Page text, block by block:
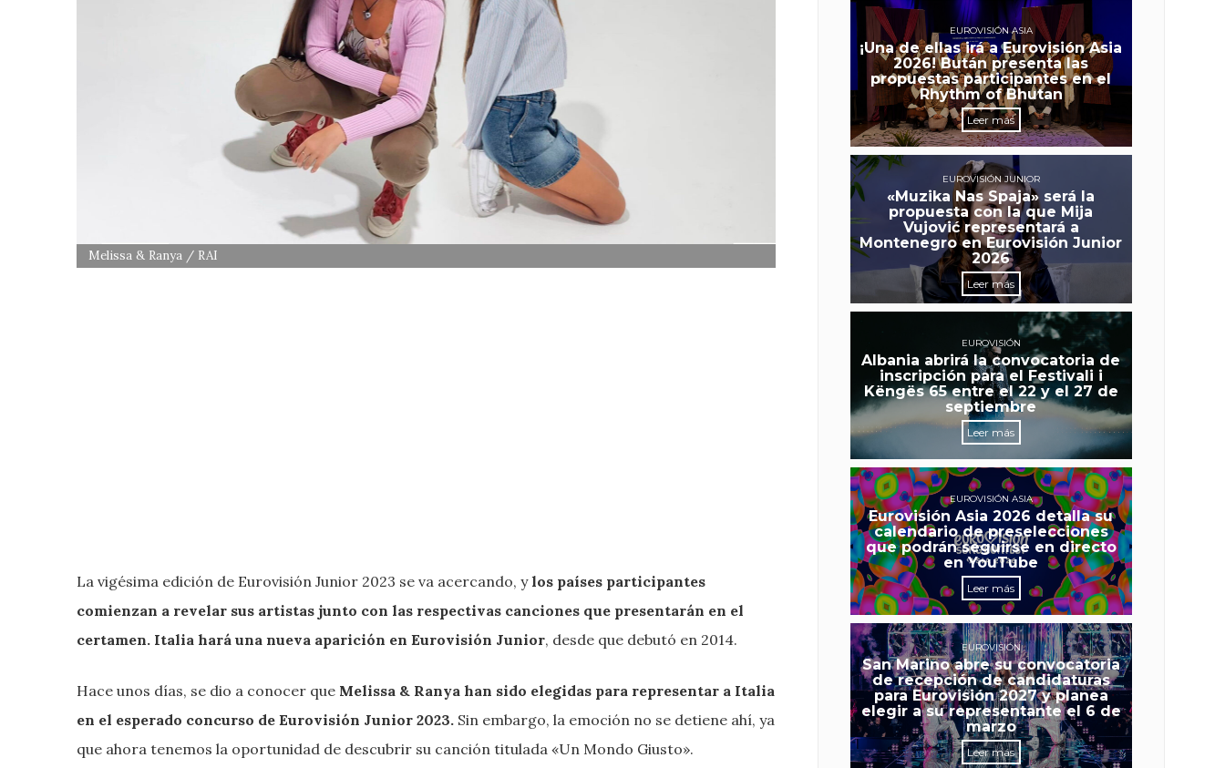
Melissa & Ranya / RAI
La vigésima edición de Eurovisión Junior 2023 se va acercando, ylos países participantes
comienzan a revelar sus artistas junto con las respectivas canciones que presentarán en el
certamen. Italia hará una nueva aparición en Eurovisión Junior, desde que debutó en 2014.
Hace unos días, se dio a conocer que Melissa & Ranya han sido elegidas para representar a Italia
en el esperado concurso de Eurovisión Junior 2023. Sin embargo, la emoción no se detiene ahí, ya
que ahora tenemos la oportunidad de descubrir su canción titulada «Un Mondo Giusto».
EUROVISIÓN ASIA
¡Una de ellas irá a Eurovisión Asia
2026! Bután presenta las
propuestas participantes en el
Rhythm of Bhutan
Leer más
EUROVISIÓN JUNIOR
«Muzika Nas Spaja» será la
propuesta con la que Mija
Vujović representará a
Montenegro en Eurovisión Junior
2026
Leer más
EUROVISIÓN
Albania abrirá la convocatoria de
inscripción para el Festivali i
Këngës 65 entre el 22 y el 27 de
septiembre
Leer más
EUROVISIÓN ASIA
Eurovisión Asia 2026 detalla su
calendario de preselecciones
que podrán seguirse en directo
en YouTube
Leer más
EUROVISIÓN
San Marino abre su convocatoria
de recepción de candidaturas
para Eurovisión 2027 y planea
elegir a su representante el 6 de
marzo
Leer más